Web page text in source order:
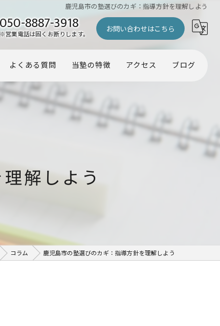
鹿児島市の塾選びのカギ：指導方針を理解しよう
050-8887-3918
※営業電話は固くお断りします。 お問い合わせはこちら
よくある質問 当塾の特徴
幼児
小学生
アクセス ブログ
解しよう
コラム 鹿児島市の塾選びのカギ：指導方針を理解しよう